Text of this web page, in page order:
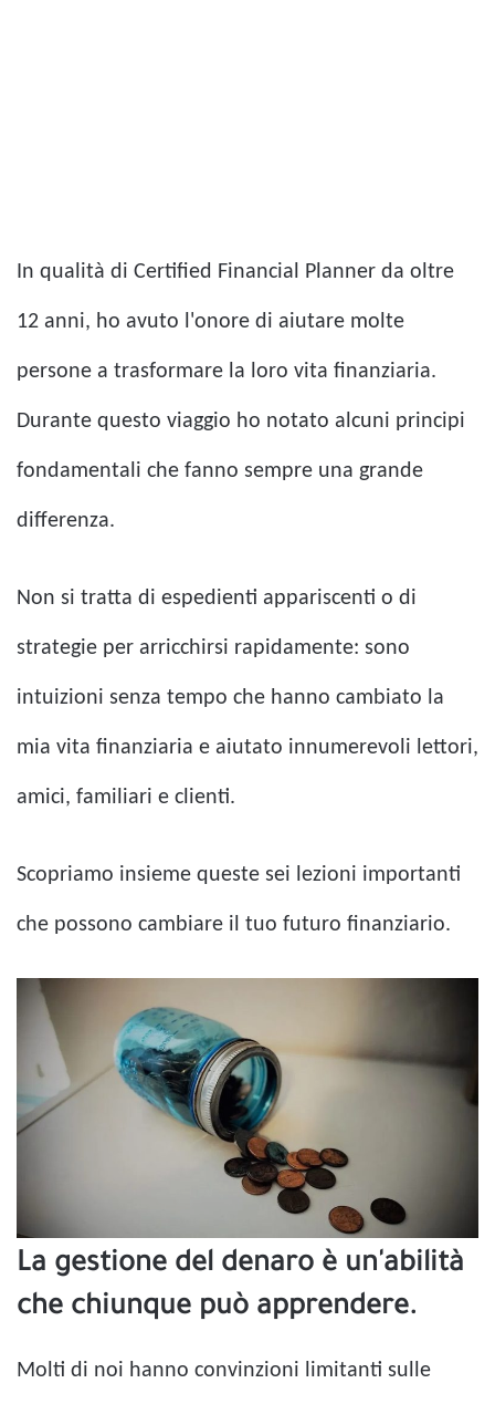
In qualità di Certified Financial Planner da oltre
12 anni, ho avuto l'onore di aiutare molte
persone a trasformare la loro vita finanziaria.
Durante questo viaggio ho notato alcuni principi
fondamentali che fanno sempre una grande
differenza.
Non si tratta di espedienti appariscenti o di
strategie per arricchirsi rapidamente: sono
intuizioni senza tempo che hanno cambiato la
mia vita finanziaria e aiutato innumerevoli lettori,
amici, familiari e clienti.
Scopriamo insieme queste sei lezioni importanti
che possono cambiare il tuo futuro finanziario.
La gestione del denaro è un'abilità
che chiunque può apprendere.
Molti di noi hanno convinzioni limitanti sulle